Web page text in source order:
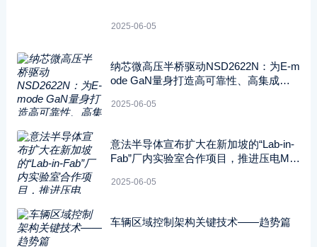
2025-06-05
纳芯微高压半桥驱动NSD2622N：为E-m
ode GaN量身打造高可靠性、高集成度
2025-06-05
意法半导体宣布扩大在新加坡的“Lab-in-
Fab”厂内实验室合作项目，推进压电ME
2025-06-05
车辆区域控制架构关键技术——趋势篇